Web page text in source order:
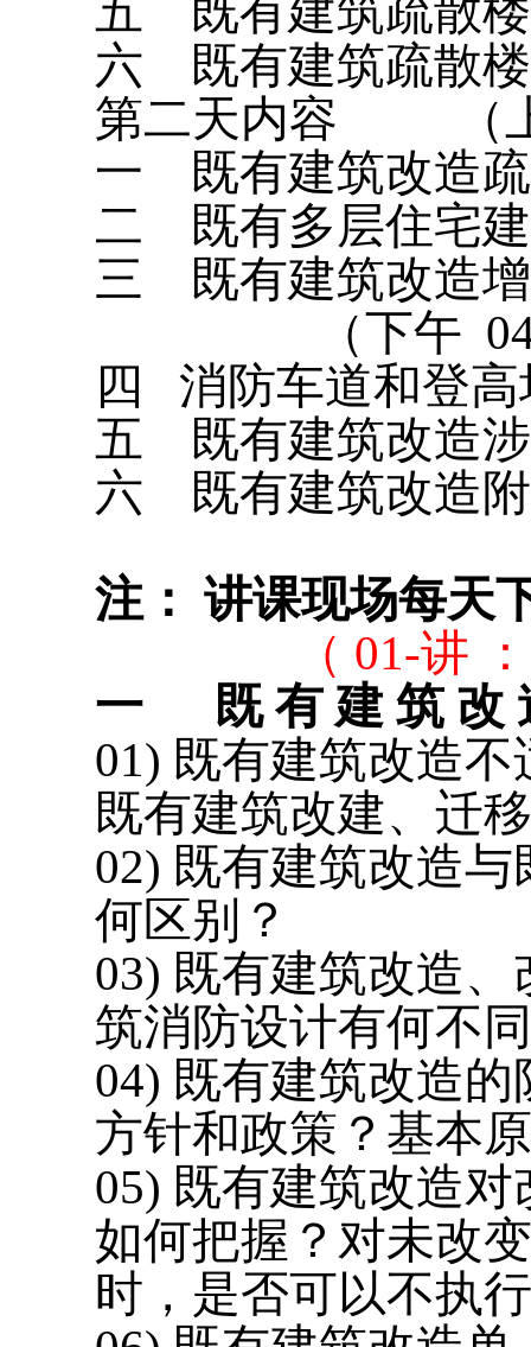
五
既有建筑疏散
六
既有建筑疏散
第二天内容
一
既有建筑改造
二
既有多层住宅
三
既有建筑改造
（下午
四
消防车道和登
五
既有建筑改造
六
既有建筑改造
注： 讲课现场每天
（ 01-讲
一
既 有 建 筑 改
01) 既有建筑改造
既有建筑改建、迁
02) 既有建筑改造
何区别？
03) 既有建筑改造
筑消防设计有何不
04) 既有建筑改造
方针和政策？基本
05) 既有建筑改造
如何把握？对未改
时，是否可以不执